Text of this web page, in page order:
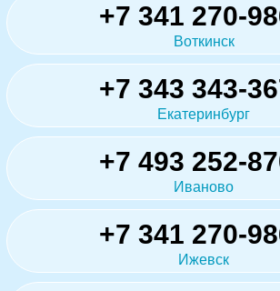
+7 341 270-
Воткинск
+7 343 343-
Екатеринбург
+7 493 252-
Иваново
+7 341 270-
Ижевск